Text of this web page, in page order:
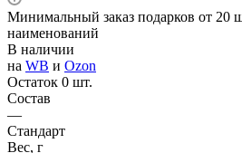
Минимальный заказ подарков от 20
наименований
В наличии
на WB и Ozon
Остаток 0 шт.
Состав
—
Стандарт
Вес, г